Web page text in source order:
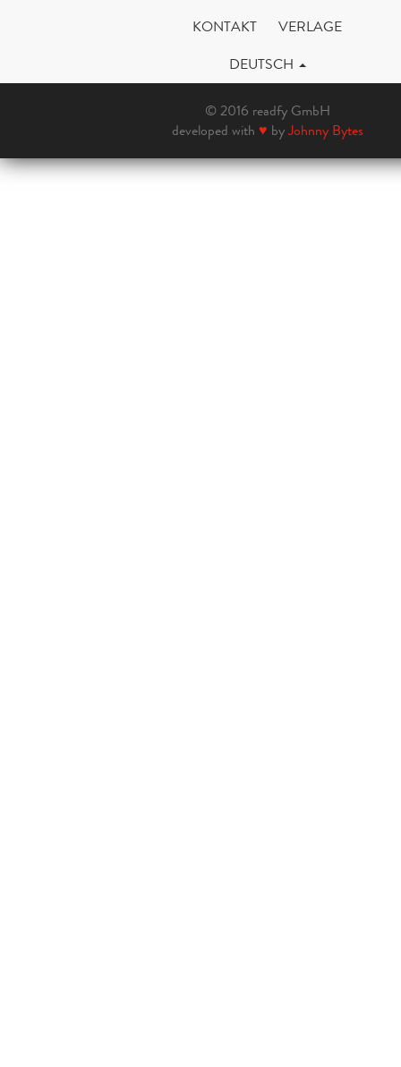
KONTAKT
VERLAGE
DEUTSCH
© 2016 readfy GmbH
developed with ♥ byJohnny Bytes